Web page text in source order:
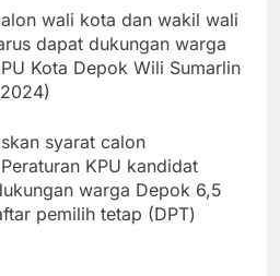
wali kota dan wakil wali
dapat dukungan warga
Kota Depok Wili Sumarlin
syarat calon
KPU kandidat
warga Depok 6,5
pemilih tetap (DPT)